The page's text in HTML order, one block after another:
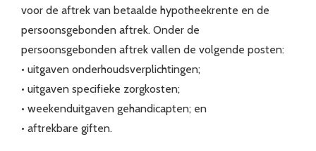
voor de aftrek van betaalde hypotheekrente en de
persoonsgebonden aftrek. Onder de
persoonsgebonden aftrek vallen de volgende posten:
• uitgaven onderhoudsverplichtingen;
• uitgaven specifieke zorgkosten;
• weekenduitgaven gehandicapten; en
• aftrekbare giften.